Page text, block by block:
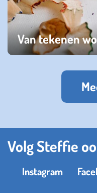
Van tekenen
Volg Steffie
Instagram